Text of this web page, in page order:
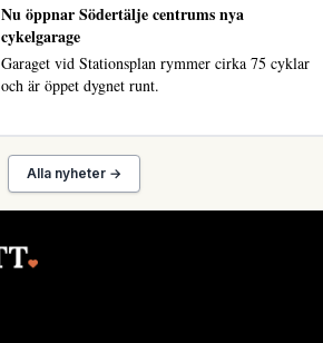
Nu öppnar Södertälje centrums nya
cykelgarage
Garaget vid Stationsplan rymmer cirka 75 cyklar
och är öppet dygnet runt.
Alla nyheter →